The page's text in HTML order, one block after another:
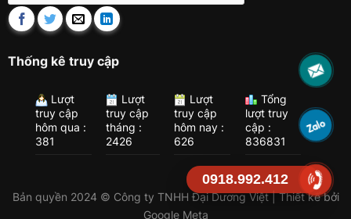
Thống kê truy cập
Lượt
truy cập
hôm qua :
381
Lượt
truy cập
tháng :
2426
Lượt
truy cập
hôm nay :
626
Tổng
lượt truy
cập :
836831
Bản quyền 2024 © Công ty TNHH Đại Dương Việt | Thiết kế bởi
Google Meta
0918.992.412